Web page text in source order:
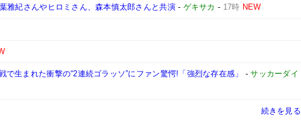
雅紀さんやヒロミさん、森本慎太郎さんと共演- ゲキサカ - 17時 NEW
生まれた衝撃の“2連続ゴラッソ”にファン驚愕!「強烈な存在感」 -サッカーダイ
続きを見る